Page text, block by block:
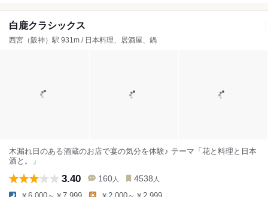
白鹿クラシックス
西宮（阪神）駅 931m / 日本料理、居酒屋、鍋
木漏れ日のある酒蔵のお店で宴の気分を体験♪ テーマ「花と料理と日本
酒と。」
3.40 160 人 4538 人